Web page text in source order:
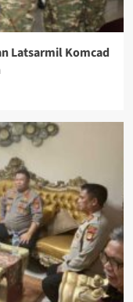
Latsarmil Komcad